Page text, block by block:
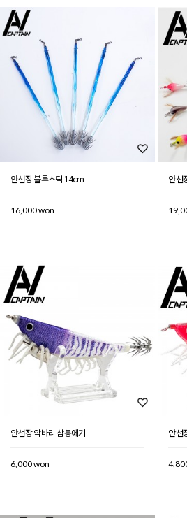
안선장 블루스틱 14cm
16,000 won
안선
안선장 악바리 삼봉에기
6,000 won
안선